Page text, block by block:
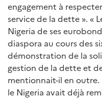
engagement à
service de la dette ». «
Nigeria de ses
diaspora au cours des
démonstration de la
gestion de la dette et
mentionnait-il en outre.
le Nigeria avait déjà